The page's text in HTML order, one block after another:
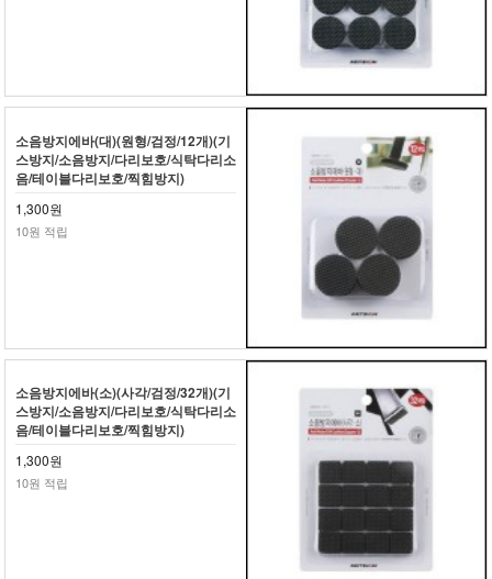
소음방지에바(대)(원형/검정/12개)(기
스방지/소음방지/다리보호/식탁다리소
음/테이블다리보호/찍힘방지)
1,300원
10원 적립
소음방지에바(소)(사각/검정/32개)(기
스방지/소음방지/다리보호/식탁다리소
음/테이블다리보호/찍힘방지)
1,300원
10원 적립